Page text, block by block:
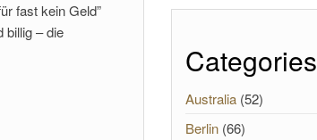
fast kein Geld”
billig – die
Categories
Australia(52)
Berlin(66)